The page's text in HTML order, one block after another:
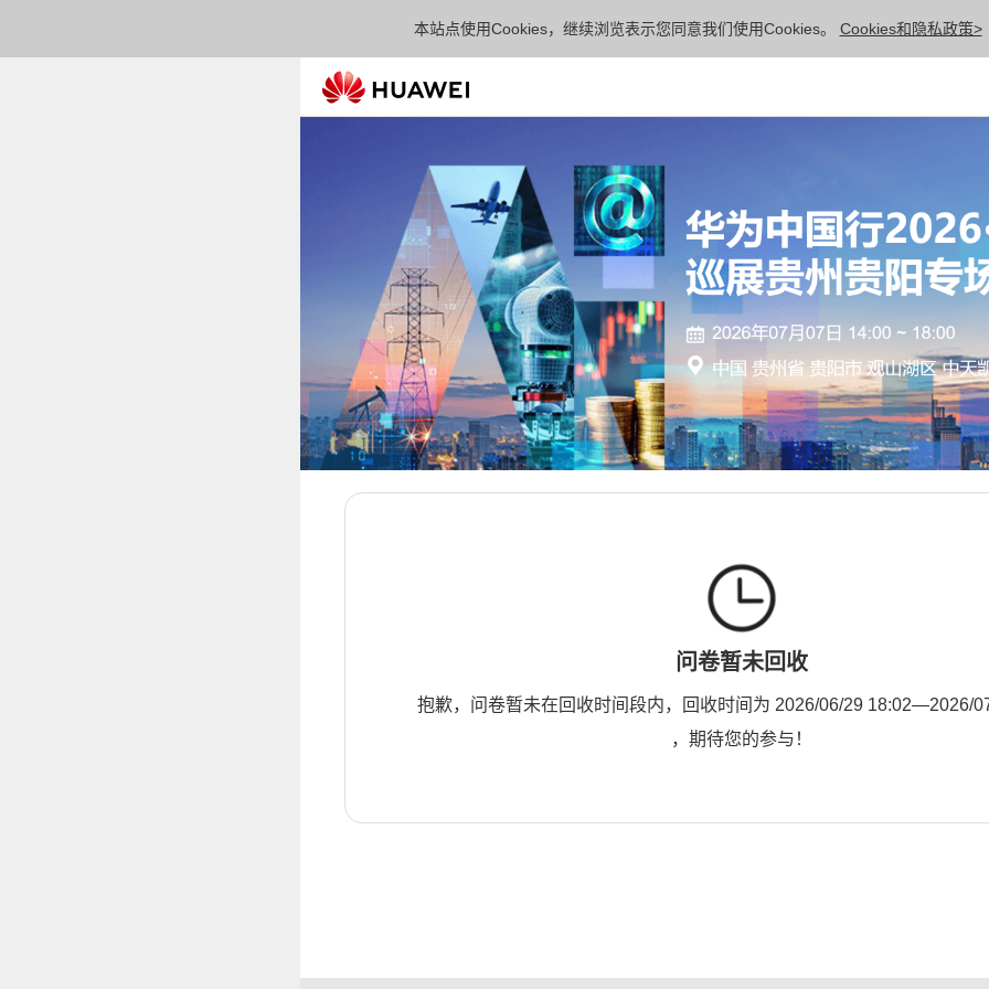
本站点使用Cookies，继续浏览表示您同意我们使用Cookies。 Cookies和隐私政策>
问卷暂未回收
抱歉，问卷暂未在回收时间段内，回收时间为 2026/06/29 18:02—2026/
，期待您的参与！